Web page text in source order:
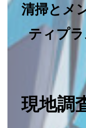
清掃とメ
ティプ
現地調